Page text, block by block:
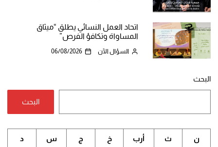
اتحاد العمل النسائي يطلق “ميثاق
المساواة وتكافؤ الفرص”
السؤال الآن 06/08/2026
البحث
البحث
ن ث أرب خ ج س د